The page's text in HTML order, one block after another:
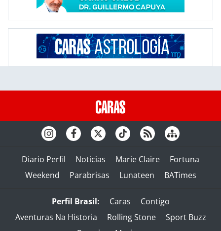
Diario Perfil Noticias Marie Claire
Fortuna
Weekend
Parabrisas Lunateen BATimes
Perfil Brasil: Caras
Contigo
Aventuras Na Historia
Rolling Stone
Sport Buzz